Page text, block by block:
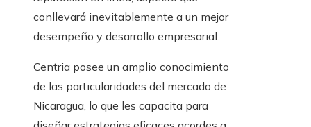
conllevará inevitablemente a un mejor
desempeño y desarrollo empresarial.
Centria posee un amplio conocimiento
de las particularidades del mercado de
Nicaragua, lo que les capacita para